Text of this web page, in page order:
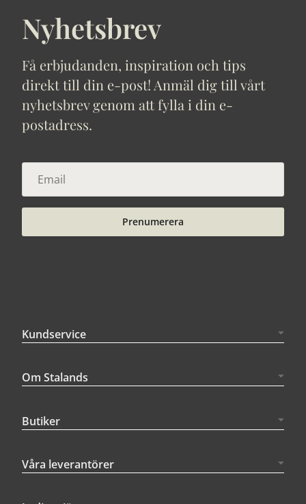
Nyhetsbrev
Få erbjudanden, inspiration och tips
direkt till din e-post! Anmäl dig till vårt
nyhetsbrev genom att fylla i din e-
postadress.
Prenumerera
Kundservice
Om Stalands
Butiker
Våra leverantörer